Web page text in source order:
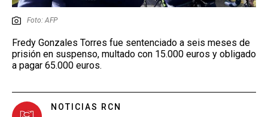
Foto: AFP
Fredy Gonzales Torres fue sentenciado a seis meses de
prisión en suspenso, multado con 15.000 euros y obligado
a pagar 65.000 euros.
NOTICIAS RCN